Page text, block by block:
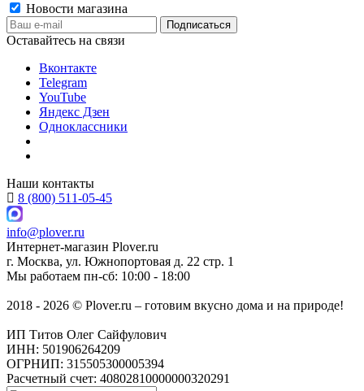
Новости магазина
Оставайтесь на связи
Вконтакте
Telegram
YouTube
Яндекс Дзен
Одноклассники
Наши контакты
8 (800) 511-05-45
info@plover.ru
Интернет-магазин Plover.ru
г. Москва, ул. Южнопортовая д. 22 стр. 1
Мы работаем пн-сб: 10:00 - 18:00
2018 - 2026 © Plover.ru – готовим вкусно дома и на природе!
ИП Титов Олег Сайфулович
ИНН: 501906264209
ОГРНИП: 315505300005394
Расчетный счет: 40802810000000320291